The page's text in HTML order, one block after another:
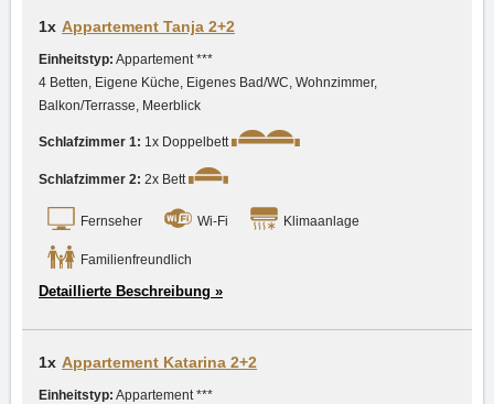
1x Appartement Tanja 2+2
Einheitstyp: Appartement ***
4 Betten, Eigene Küche, Eigenes Bad/WC, Wohnzimmer,
Balkon/Terrasse, Meerblick
Schlafzimmer 1: 1x Doppelbett
Schlafzimmer 2: 2x Bett
Fernseher Wi-Fi Klimaanlage
Familienfreundlich
Detaillierte Beschreibung »
1x Appartement Katarina 2+2
Einheitstyp: Appartement ***